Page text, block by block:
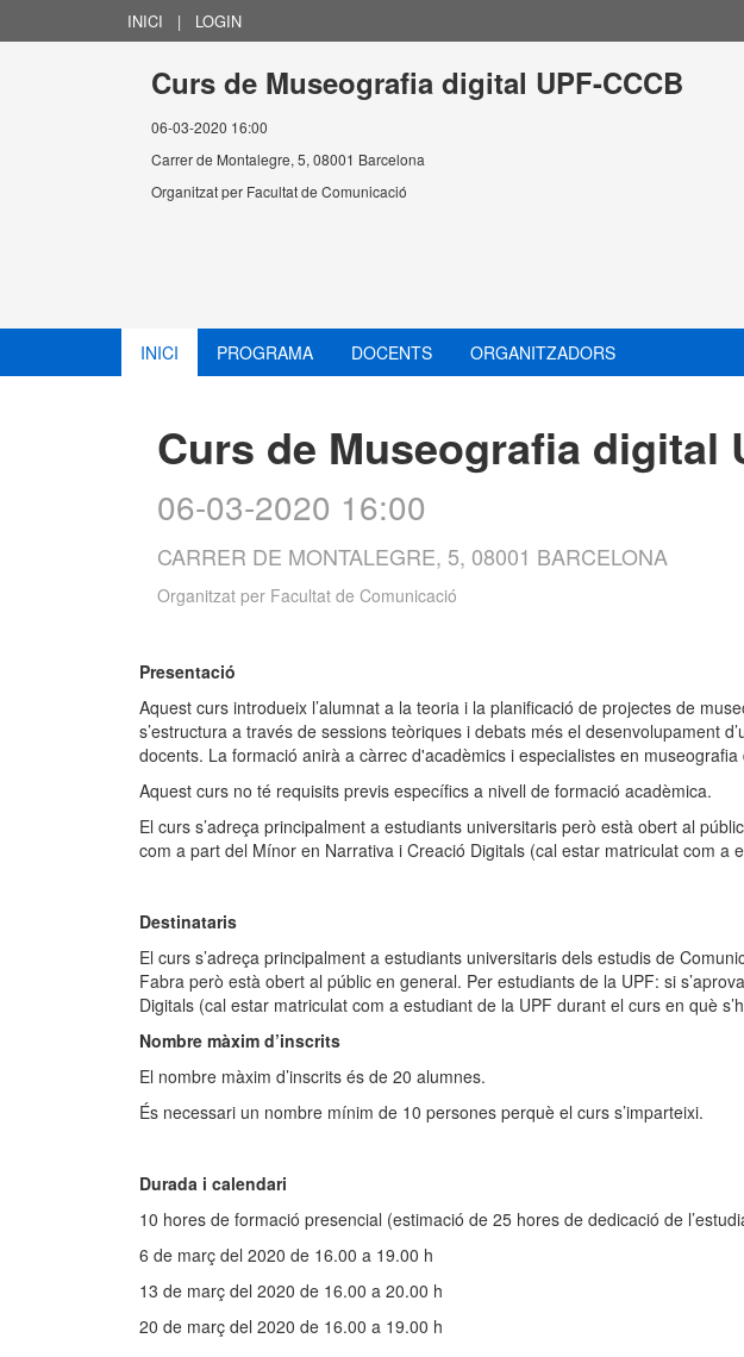
INICI | LOGIN
Curs de Museografia digital UPF-CCCB
06-03-2020 16:00
Carrer de Montalegre, 5, 08001 Barcelona
Organitzat per Facultat de Comunicació
INICI PROGRAMA DOCENTS ORGANITZADORS
Curs de Museografia digital
06-03-2020 16:00
CARRER DE MONTALEGRE, 5, 08001 BARCELONA
Organitzat per Facultat de Comunicació
Presentació
Aquest curs introdueix l’alumnat a la teoria i la planificació de projectes de
s’estructura a través de sessions teòriques i debats més el desenvolupament
docents. La formació anirà a càrrec d'acadèmics i especialistes en museografia
Aquest curs no té requisits previs específics a nivell de formació acadèmica.
El curs s’adreça principalment a estudiants universitaris però està obert al
com a part del Mínor en Narrativa i Creació Digitals (cal estar matriculat com a
Destinataris
El curs s’adreça principalment a estudiants universitaris dels estudis de
Fabra però està obert al públic en general. Per estudiants de la UPF: si
Digitals (cal estar matriculat com a estudiant de la UPF durant el curs en què
Nombre màxim d’inscrits
El nombre màxim d’inscrits és de 20 alumnes.
És necessari un nombre mínim de 10 persones perquè el curs s’imparteixi.
Durada i calendari
10 hores de formació presencial (estimació de 25 hores de dedicació de
6 de març del 2020 de 16.00 a 19.00 h
13 de març del 2020 de 16.00 a 20.00 h
20 de març del 2020 de 16.00 a 19.00 h